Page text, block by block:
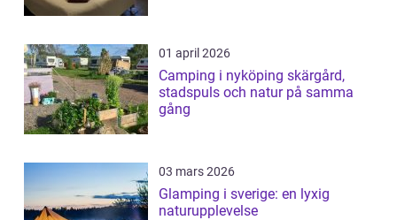
01 april 2026
Camping i nyköping skärgård,
stadspuls och natur på samma
gång
03 mars 2026
Glamping i sverige: en lyxig
naturupplevelse